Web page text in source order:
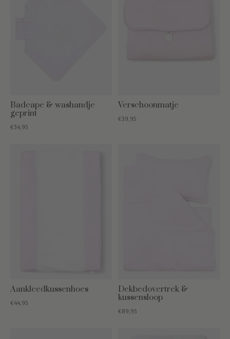
Badcape & washandje
geprint
€34,95
Verschoonmatje
€39,95
Aankleedkussenhoes
€44,95
Dekbedovertrek &
kussensloop
€89,95